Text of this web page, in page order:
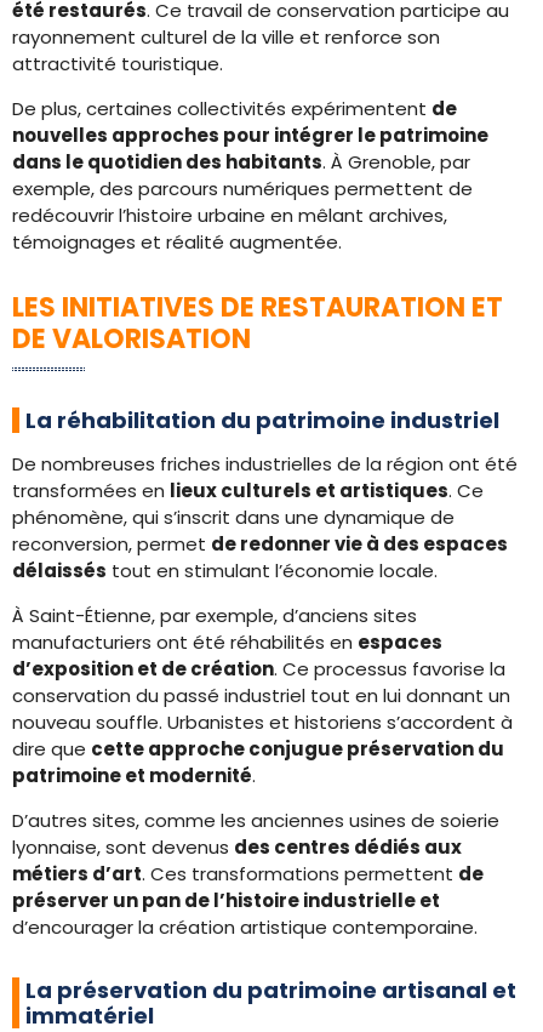
été restaurés. Ce travail de conservation participe au
rayonnement culturel de la ville et renforce son
attractivité touristique.
De plus, certaines collectivités expérimentent de
nouvelles approches pour intégrer le patrimoine
dans le quotidien des habitants. À Grenoble, par
exemple, des parcours numériques permettent de
redécouvrir l’histoire urbaine en mêlant archives,
témoignages et réalité augmentée.
LES INITIATIVES DE RESTAURATION ET
DE VALORISATION
La réhabilitation du patrimoine industriel
De nombreuses friches industrielles de la région ont été
transformées en lieux culturels et artistiques. Ce
phénomène, qui s’inscrit dans une dynamique de
reconversion, permet de redonner vie à des espaces
délaissés tout en stimulant l’économie locale.
À Saint-Étienne, par exemple, d’anciens sites
manufacturiers ont été réhabilités en espaces
d’exposition et de création. Ce processus favorise la
conservation du passé industriel tout en lui donnant un
nouveau souffle. Urbanistes et historiens s’accordent à
dire que cette approche conjugue préservation du
patrimoine et modernité.
D’autres sites, comme les anciennes usines de soierie
lyonnaise, sont devenus des centres dédiés aux
métiers d’art. Ces transformations permettent de
préserver un pan de l’histoire industrielle et
d’encourager la création artistique contemporaine.
La préservation du patrimoine artisanal et
immatériel